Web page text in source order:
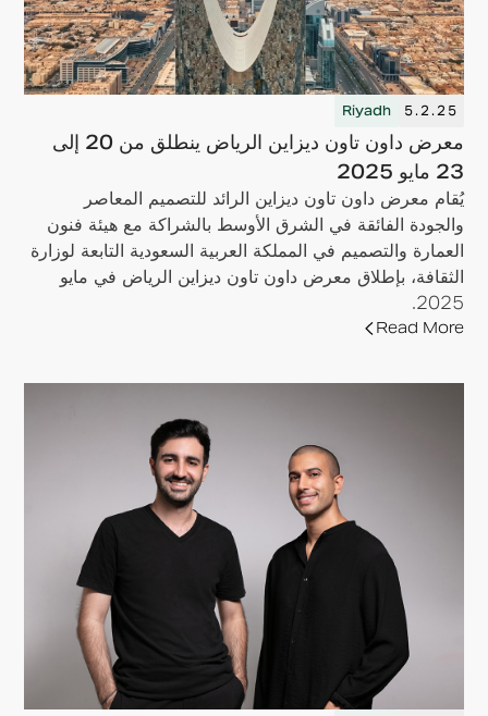
5.2.25
Riyadh
معرض داون تاون ديزاين الرياض ينطلق من 20 إلى
23 مايو 2025
يُقام معرض داون تاون ديزاين الرائد للتصميم المعاصر
والجودة الفائقة في الشرق الأوسط بالشراكة مع هيئة فنون
العمارة والتصميم في المملكة العربية السعودية التابعة لوزارة
الثقافة، بإطلاق معرض داون تاون ديزاين الرياض في مايو
2025.
Read More